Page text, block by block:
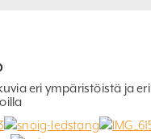
eri ympäristöistä ja eri